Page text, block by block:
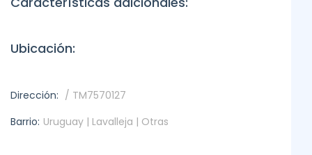
Ubicación:
Dirección: / TM7570127
Barrio: Uruguay | Lavalleja | Otras